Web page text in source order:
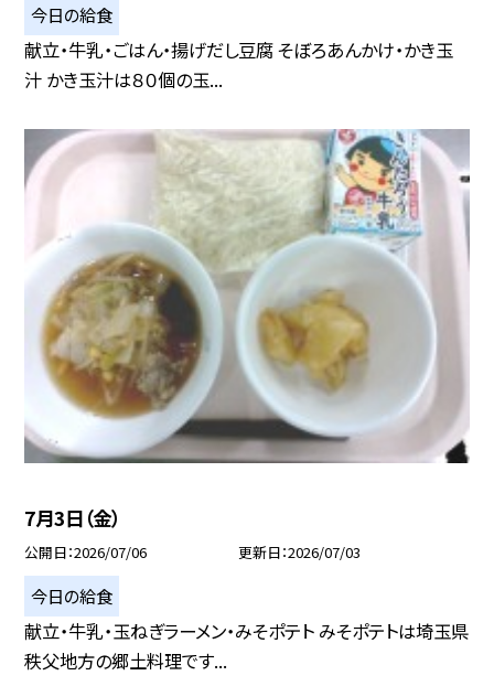
今日の給食
献立・牛乳・ごはん・揚げだし豆腐 そぼろあんかけ・かき玉
汁 かき玉汁は８０個の玉...
7月3日（金）
公開日 2026/07/06 更新日 2026/07/03
今日の給食
献立・牛乳・玉ねぎラーメン・みそポテト みそポテトは埼玉県
秩父地方の郷土料理です...